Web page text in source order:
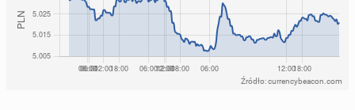
Źródło: currencybeacon.com